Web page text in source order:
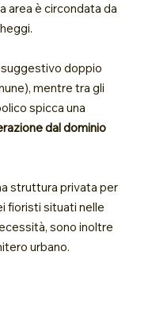
area è circondata da
doppio
mentre tra gli
spicca una
dal dominio
struttura privata per
fioristi situati nelle
sono inoltre
urbano.